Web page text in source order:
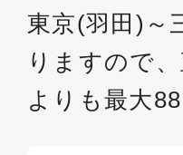
東京(羽田)～
りますので
よりも最大